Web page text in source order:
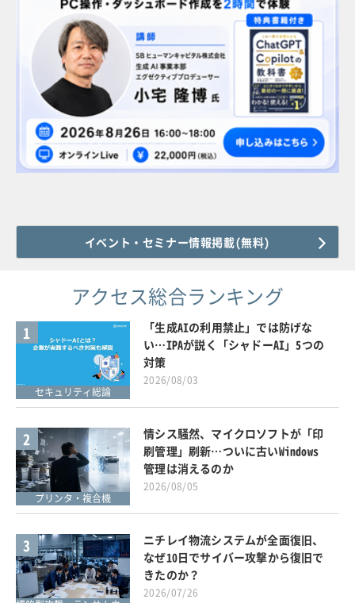
イベント・セミナー情報掲載(無料)
アクセス総合ランキング
1
セキュリティ総論
「生成AIの利用禁止」では防げな
い…IPAが説く「シャドーAI」5つの
対策
2026/08/03
2
プリンタ・複合機
情シス騒然、マイクロソフトが「印
刷管理」刷新…ついに古いWindows
管理は消えるのか
2026/08/05
3
ニチレイ物流システムが全面復旧、
なぜ10日でサイバー攻撃から復旧で
きたのか？
2026/07/26